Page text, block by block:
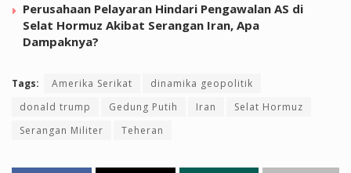
Perusahaan Pelayaran Hindari Pengawalan AS di
Selat Hormuz Akibat Serangan Iran, Apa
Dampaknya?
Tags: Amerika Serikat
dinamika geopolitik
donald trump
Gedung Putih Iran
Selat Hormuz
Serangan Militer
Teheran